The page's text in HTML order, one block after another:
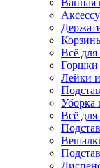
Ванная
Всё
Лейки
Уборка
Всё для